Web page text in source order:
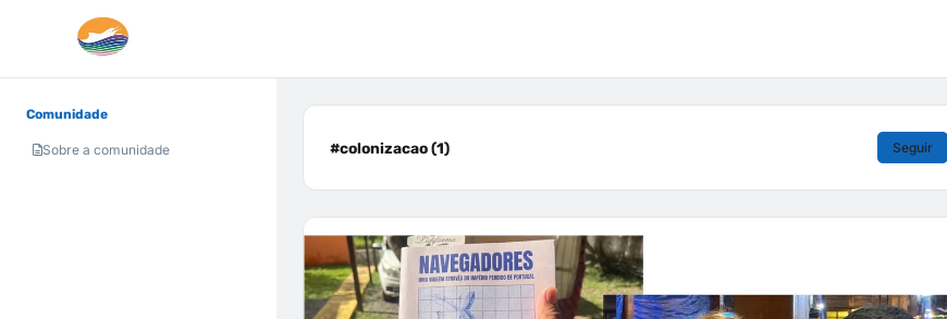
Comunidade
Sobre a comunidade #colonizacao (1) Seguir